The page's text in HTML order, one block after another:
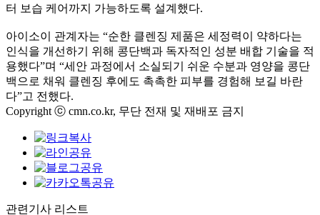
터 보습 케어까지 가능하도록 설계했다.
아이소이 관계자는 “순한 클렌징 제품은 세정력이 약하다는
인식을 개선하기 위해 콩단백과 독자적인 성분 배합 기술을 적
용했다”며 “세안 과정에서 소실되기 쉬운 수분과 영양을 콩단
백으로 채워 클렌징 후에도 촉촉한 피부를 경험해 보길 바란
다”고 전했다.
Copyright ⓒ cmn.co.kr, 무단 전재 및 재배포 금지
관련기사 리스트